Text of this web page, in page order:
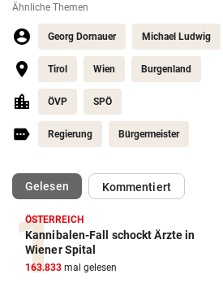
Ähnliche Themen
Georg Dornauer Michael Ludwig
Tirol Wien Burgenland
ÖVP SPÖ
Regierung Bürgermeister
Gelesen(ausgewählt)Kommentiert
ÖSTERREICH
Kannibalen-Fall schockt Ärzte in
Wiener Spital
163.833 mal gelesen